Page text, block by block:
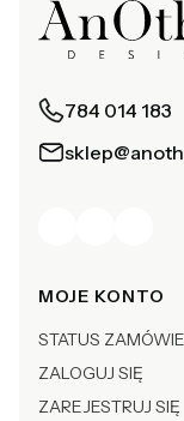
784 014 183
Linki w
MOJE KONTO
STATUS
ZALOGUJ SIĘ
ZAREJESTRUJ SIĘ